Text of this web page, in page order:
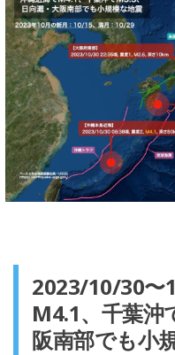
2023/10/30〜
M4.1、千葉沖
阪南部でも小